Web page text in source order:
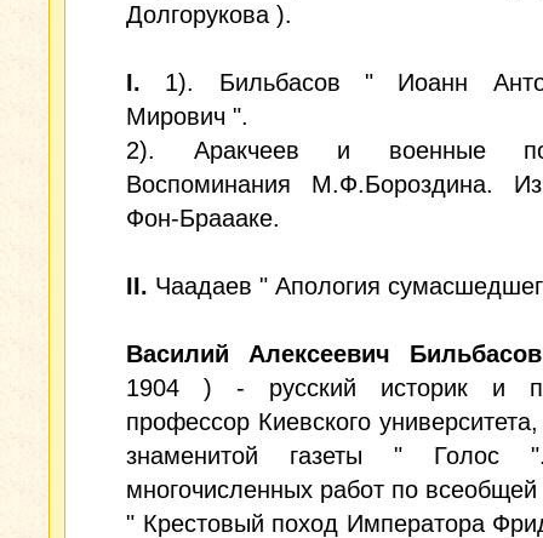
Долгорукова ).
I. 1). Бильбасов " Иоанн
Мирович ".
2). Аракчеев и военные
Воспоминания М.Ф.Бороздина.
Фон-Браааке.
II. Чаадаев " Апология
Василий Алексеевич Бильбасов
1904 ) - русский историк и
профессор Киевского
знаменитой газеты " Голос
многочисленных работ по всеобщей
" Крестовый поход Императора